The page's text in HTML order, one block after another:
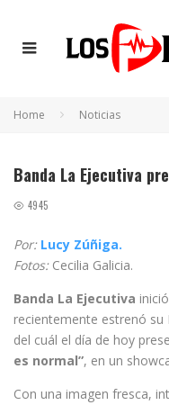
Home Noticias
Banda La Ejecutiva
4945
Por: Lucy Zúñiga.
Fotos: Cecilia Galicia.
Banda La Ejecutiva
recientemente estrenó su
del cuál el día de hoy
es normal”, en un
Con una imagen fresca,